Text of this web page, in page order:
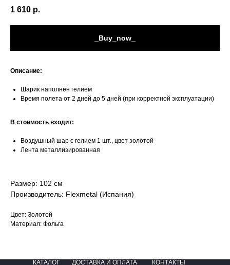
1 610 р.
_Buy_now_
Описание:
Шарик наполнен гелием
Время полета от 2 дней до 5 дней (при корректной эксплуатации)
В стоимость входит:
Воздушный шар с гелием 1 шт., цвет золотой
Лента металлизированная
Размер: 102 см
Производитель: Flexmetal (Испания)
Цвет: Золотой
Материал: Фольга
КАТАЛОГ ДОСТАВКА И ОПЛАТА КОНТАКТЫ